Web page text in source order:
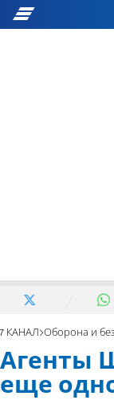
7 КАНАЛ Оборона и
Агенты
еще